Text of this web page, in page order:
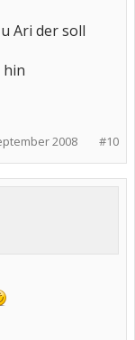
Ari der soll
hin
#10
2008